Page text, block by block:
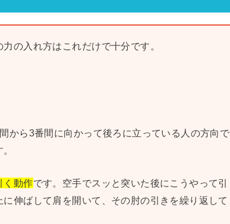
の入れ方はこれだけで十分です。
から3番間に向かって後ろに立っている人の方向で
く動作です。空手でスッと突いた後にこうやって引
伸ばして肩を開いて、その肘の引きを繰り返して